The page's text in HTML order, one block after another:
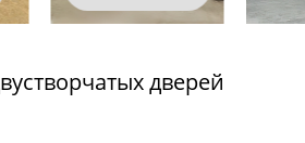
дверей